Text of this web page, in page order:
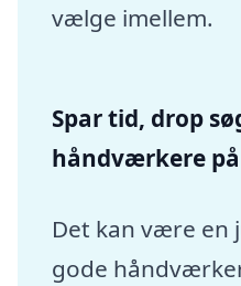
vælge imellem.
Spar tid, drop
håndværkere
Det kan være en
gode